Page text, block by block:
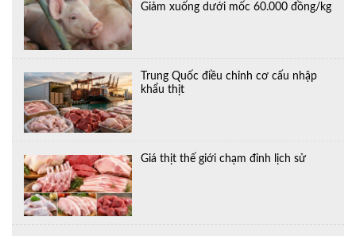
Giảm xuống dưới mốc 60.000 đồng/kg
Trung Quốc điều chỉnh cơ cấu nhập
khẩu thịt
Giá thịt thế giới chạm đỉnh lịch sử